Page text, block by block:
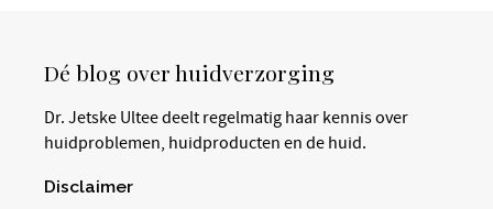
Dé blog over huidverzorging
Dr. Jetske Ultee deelt regelmatig haar kennis over
huidproblemen, huidproducten en de huid.
Disclaimer